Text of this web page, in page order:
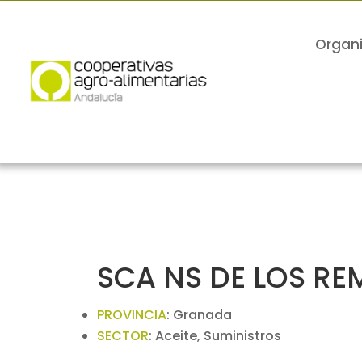
SCA NS DE LOS
PROVINCIA: Granada
SECTOR:Aceite, Suministros